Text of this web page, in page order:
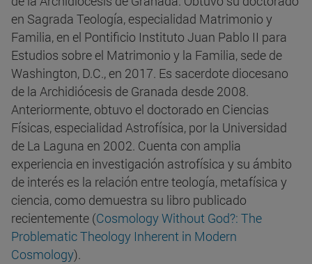
en Sagrada Teología, especialidad Matrimonio y
Familia, en el Pontificio Instituto Juan Pablo II para
Estudios sobre el Matrimonio y la Familia, sede de
Washington, D.C., en 2017. Es sacerdote diocesano
de la Archidiócesis de Granada desde 2008.
Anteriormente, obtuvo el doctorado en Ciencias
Físicas, especialidad Astrofísica, por la Universidad
de La Laguna en 2002. Cuenta con amplia
experiencia en investigación astrofísica y su ámbito
de interés es la relación entre teología, metafísica y
ciencia, como demuestra su libro publicado
recientemente (Cosmology Without God?: The
Problematic Theology Inherent in Modern
Cosmology).